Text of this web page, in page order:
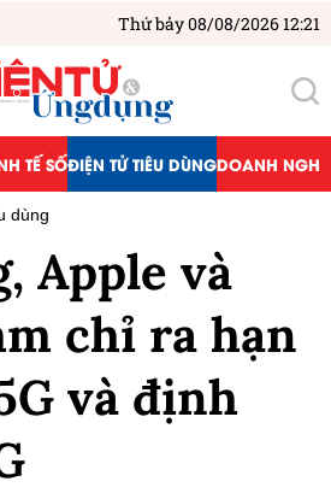
Thứ bảy 08/08/2026 12:21
TẾ SỐĐIỆN TỬ TIÊU DÙNGDOANH
dùng
Apple và
chỉ ra hạn
và định